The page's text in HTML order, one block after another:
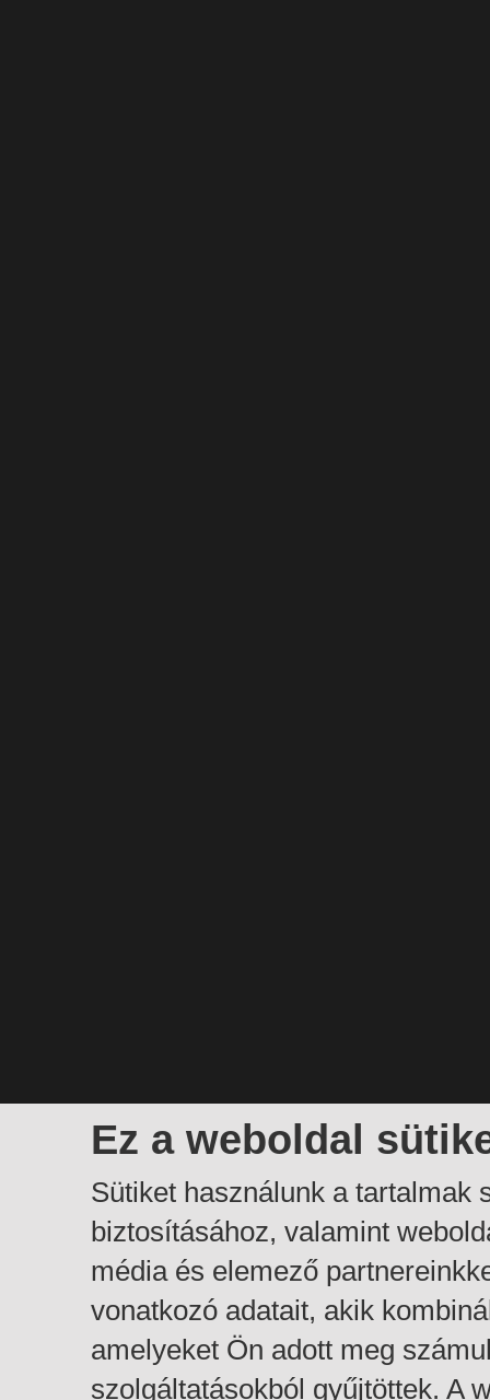
Ez a weboldal
Sütiket használunk a tartalmak
biztosításához, valamint
média és elemező
vonatkozó adatait, akik
amelyeket Ön adott meg
szolgáltatásokból gyűjtöttek. A